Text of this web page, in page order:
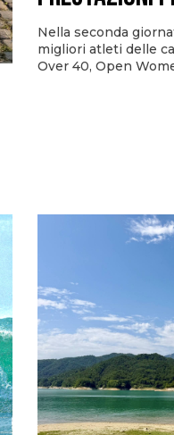
Nella seconda
migliori atleti delle
Over 40, Open